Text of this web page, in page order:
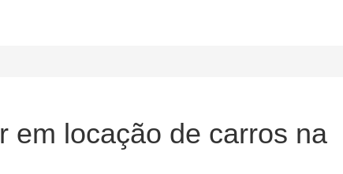
em locação de carros na